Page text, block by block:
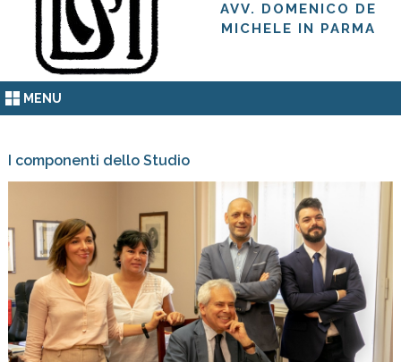
AVV. DOMENICO DE
MICHELE IN PARMA
MENU
I componenti dello Studio